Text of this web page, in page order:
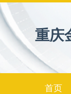
重庆
首页